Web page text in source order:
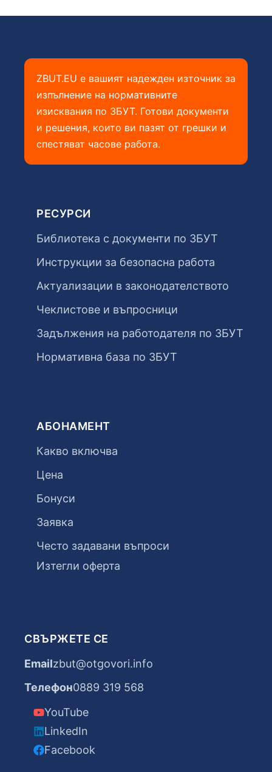
ZBUT.EU е вашият надежден източник за
изпълнение на нормативните
изисквания по ЗБУТ. Готови документи
и решения, които ви пазят от грешки и
спестяват часове работа.
РЕСУРСИ
Библиотека с документи по ЗБУТ
Инструкции за безопасна работа
Актуализации в законодателството
Чеклистове и въпросници
Задължения на работодателя по ЗБУТ
Нормативна база по ЗБУТ
АБОНАМЕНТ
Какво включва
Цена
Бонуси
Заявка
Често задавани въпроси
Изтегли оферта
СВЪРЖЕТЕ СЕ
Emailzbut@otgovori.info
Телефон0889 319 568
YouTube
LinkedIn
Facebook